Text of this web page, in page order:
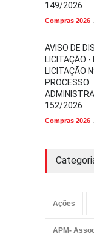
149/2026
Compras 2026
AVISO DE
LICITAÇÃO -
LICITAÇÃO
PROCESSO
152/2026
Compras 2026
Ações
APM-